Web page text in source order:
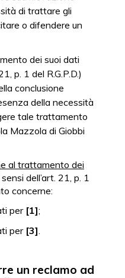
di trattare gli
o difendere un
dei suoi dati
p. 1 del R.G.P.D.)
conclusione
della necessità
tale trattamento
Mazzola di Giobbi
al trattamento dei
sensi dell’art. 21, p. 1
concerne:
per [1];
per [3].
un reclamo ad